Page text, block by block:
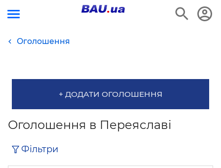
Оголошення
+ ДОДАТИ ОГОЛОШЕННЯ
Оголошення в Переяславі
Фільтри